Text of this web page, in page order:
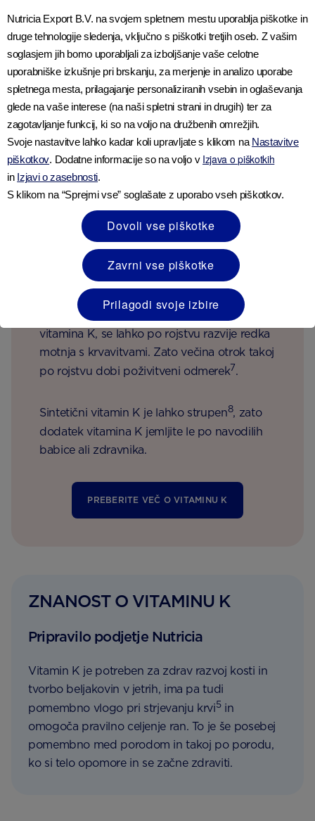
Vitamin K, ki ga potrebujete vi in vaš otrok,
zlahka dobite z zdravo in uravnoteženo
prehrano. Ker je vitamin K topen v maščobi,
ga telo skladišči v jetrih, zato ga ni treba
vsak dan dodajati v prehrano
. Dobra
novica je tudi ta, da kuhanje na vitamin K
običajno ne vpliva.
Če vaš otrok v nosečnosti ne dobi dovolj
vitamina K, se lahko po rojstvu razvije redka
motnja s krvavitvami. Zato večina otrok takoj
po rojstvu dobi poživitveni odmerek7.
Sintetični vitamin K je lahko strupen8, zato
dodatek vitamina K jemljite le po navodilih
babice ali zdravnika.
PREBERITE VEČ O VITAMINU K
ZNANOST O VITAMINU K
Pripravilo podjetje Nutricia
Vitamin K je potreben za zdrav razvoj kosti in
tvorbo beljakovin v jetrih, ima pa tudi
pomembno vlogo pri strjevanju krvi5in
omogoča pravilno celjenje ran. To je še posebej
pomembno med porodom in takoj po porodu,
ko si telo opomore in se začne zdraviti.
Nutricia Export B.V. na svojem spletnem mestu uporablja piškotke in
druge tehnologije sledenja, vključno s piškotki tretjih oseb. Z vašim
soglasjem jih bomo uporabljali za izboljšanje vaše celotne
uporabniške izkušnje pri brskanju, za merjenje in analizo uporabe
spletnega mesta, prilagajanje personaliziranih vsebin in oglaševanja
glede na vaše interese (na naši spletni strani in drugih) ter za
zagotavljanje funkcij, ki so na voljo na družbenih omrežjih.
Svoje nastavitve lahko kadar koli upravljate s klikom na Nastavitve
piškotkov. Dodatne informacije so na voljo v Izjava o piškotkih
in Izjavi o zasebnosti.
S klikom na “Sprejmi vse” soglašate z uporabo vseh piškotkov.
Dovoli vse piškotke
Zavrni vse piškotke
Prilagodi svoje izbire